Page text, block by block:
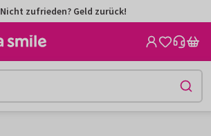
Nicht zufrieden? Geld zurück!